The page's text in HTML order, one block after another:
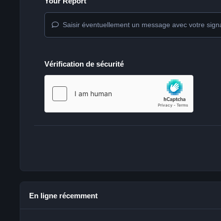
Saisir éventuellement un message avec votre
Vérification de sécurité
En ligne récemment